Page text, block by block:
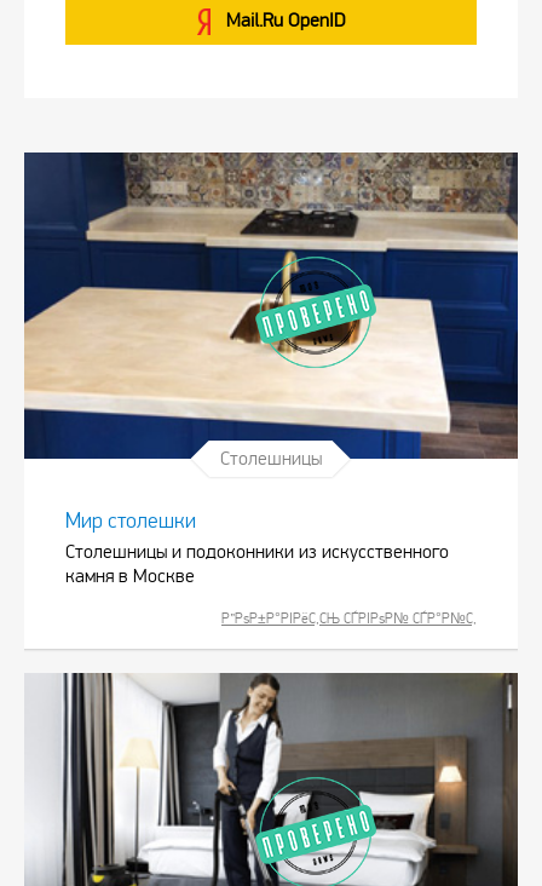
Mail.Ru OpenID
Столешницы
Мир столешки
Столешницы и подоконники из искусственного
камня в Москве
Р”РѕР±Р°РІРёС‚СЊ СЃРІРѕР№ СЃР°Р№С‚